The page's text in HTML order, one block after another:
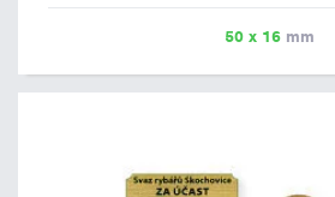
možné přiložit v prvním kroku objednávky.
50 x 16mm